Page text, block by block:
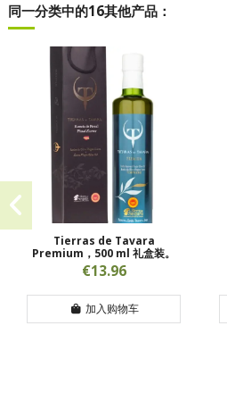
同一分类中的16其他产品：
Tierras de Tavara
Premium，500 ml 礼盒装。
€13.96
加入购物车